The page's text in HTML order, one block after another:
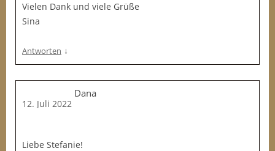
Vielen Dank und viele Grüße
Sina
Antworten ↓
Dana
12. Juli 2022
Liebe Stefanie!